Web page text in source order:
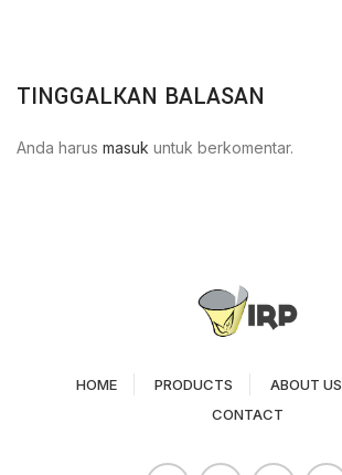
TINGGALKAN BALASAN
Anda harus masuk untuk berkomentar.
HOME PRODUCTS ABOUT US
CONTACT